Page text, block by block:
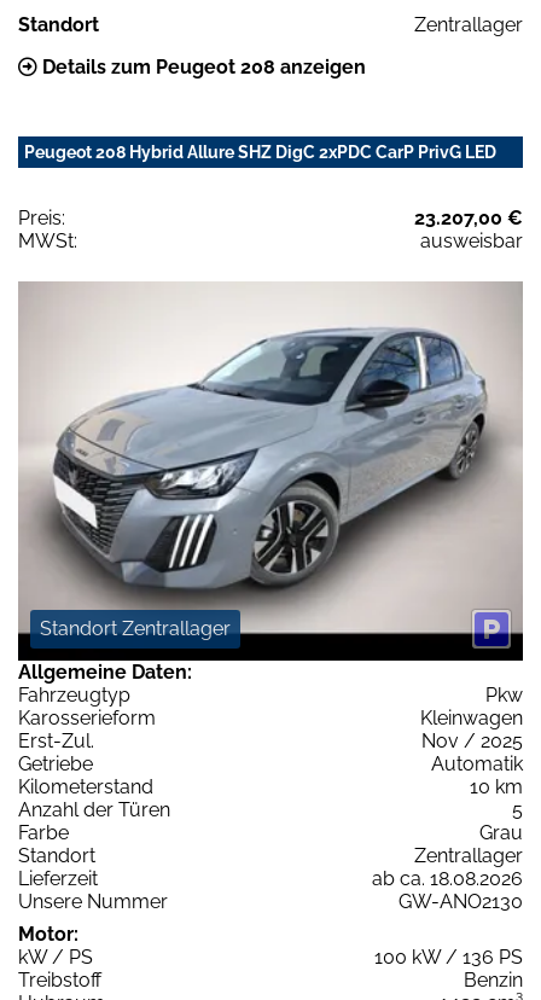
Standort
Zentrallager
Details zum Peugeot 208 anzeigen
Peugeot 208 Hybrid Allure SHZ DigC 2xPDC CarP PrivG LED
Preis:
23.207,00 €
MWSt:
ausweisbar
Standort Zentrallager
Allgemeine Daten:
Fahrzeugtyp
Pkw
Karosserieform
Kleinwagen
Erst-Zul.
Nov / 2025
Getriebe
Automatik
Kilometerstand
10 km
Anzahl der Türen
5
Farbe
Grau
Standort
Zentrallager
Lieferzeit
ab ca. 18.08.2026
Unsere Nummer
GW-ANO2130
Motor:
kW / PS
100 kW / 136 PS
Treibstoff
Benzin